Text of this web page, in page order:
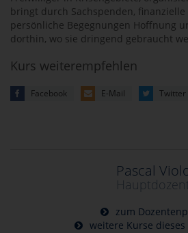
bringt durch Sachspenden,
persönliche Begegnungen Hoffnung
dorthin, wo sie dringend gebraucht
Kurs weiterempfehlen
Facebook E-Mail Twitter
Pascal
zum
weitere Kurse dieses